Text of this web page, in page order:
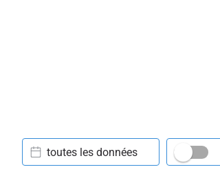
toutes les données